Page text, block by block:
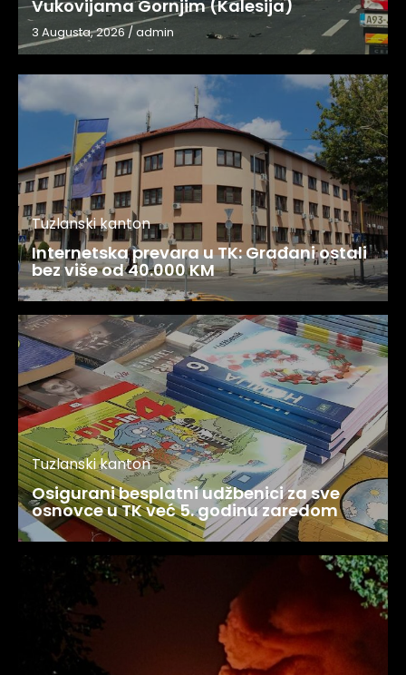
Vukovijama Gornjim (Kalesija)
3 Augusta, 2026/admin
Tuzlanski kanton
Internetska prevara u TK: Građani ostali
bez više od 40.000 KM
Tuzlanski kanton
Osigurani besplatni udžbenici za sve
osnovce u TK već 5. godinu zaredom